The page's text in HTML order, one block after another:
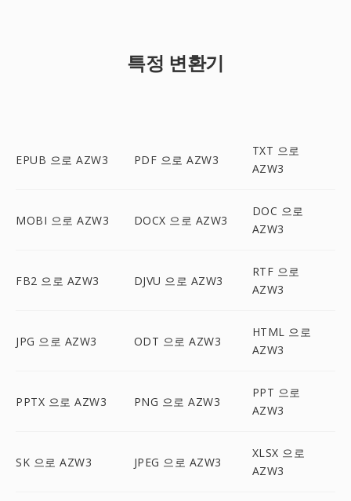
특정 변환기
EPUB 으로 AZW3 PDF 으로 AZW3
TXT 으로
AZW3
MOBI 으로 AZW3 DOCX 으로 AZW3
DOC 으로
AZW3
FB2 으로 AZW3 DJVU 으로 AZW3
RTF 으로
AZW3
JPG 으로 AZW3 ODT 으로 AZW3
HTML 으로
AZW3
PPTX 으로 AZW3 PNG 으로 AZW3
PPT 으로
AZW3
SK 으로 AZW3 JPEG 으로 AZW3
XLSX 으로
AZW3